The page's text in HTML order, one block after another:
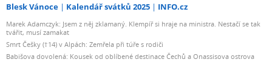
Blesk Vánoce Kalendář svátků 2025 INFO.cz
Marek Adamczyk: Jsem z něj zklamaný. Klempíř si hraje na ministra. Nestačí se tak
tvářit, musí zamakat
Smrt Češky (†14) v Alpách: Zemřela při túře s rodiči
Babišova dovolená: Kousek od oblíbené destinace Čechů a Onassisova ostrova